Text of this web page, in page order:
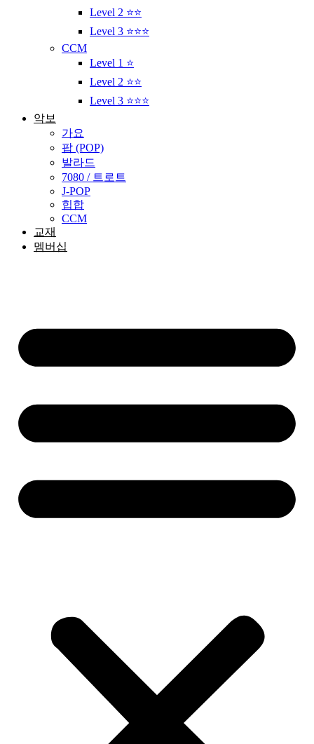
Level 2 ⭐⭐
Level 3 ⭐⭐⭐
CCM
Level 1 ⭐
Level 2 ⭐⭐
Level 3 ⭐⭐⭐
악보
가요
팝 (POP)
발라드
7080 / 트로트
J-POP
힙합
CCM
교재
멤버십